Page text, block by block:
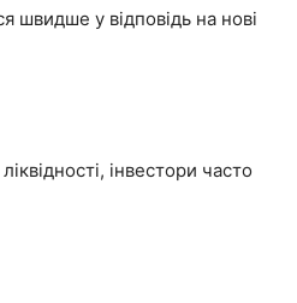
швидше у відповідь на нові
інвестори часто